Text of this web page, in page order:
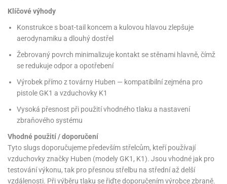
Klíčové výhody
Konstrukce s boat-tail koncem a kulovou hlavou zlepšuje
aerodynamiku a dlouhý dostřel
Žebrovaný povrch minimalizuje kontakt se stěnami hlavně, čímž
se redukuje odpor a opotřebení
Výrobek přímo z továrny Huben — kompatibilní zejména pro
pistole GK1 a vzduchovky K1
Vysoká přesnost při použití vhodného tlaku a nastavení
zbraňového systému
Vhodné použití / doporučení
Tyto slugs doporučujeme především střelcům, kteří používají
vzduchovky značky Huben (modely GK1, K1). Jsou vhodné jak pro
testování výkonu, tak pro přesnou střelbu na střední až delší
vzdálenosti. Při výběru tlaku se řiďte doporučením výrobce zbraně.